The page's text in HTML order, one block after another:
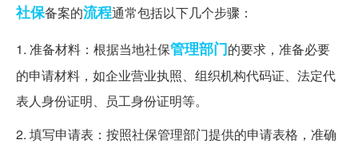
社保备案的流程通常包括以下几个步骤：
1. 准备材料：根据当地社保管理部门的要求，准备必要
的申请材料，如企业营业执照、组织机构代码证、法定代
表人身份证明、员工身份证明等。
2. 填写申请表：按照社保管理部门提供的申请表格，准确